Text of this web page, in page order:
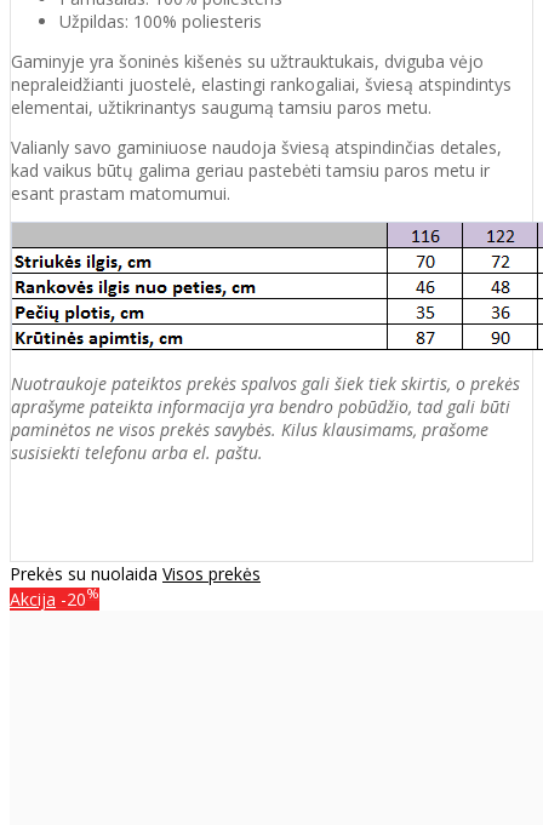
Užpildas: 100% poliesteris
Gaminyje yra šoninės kišenės su užtrauktukais, dviguba vėjo
nepraleidžianti juostelė, elastingi rankogaliai, šviesą atspindintys
elementai, užtikrinantys saugumą tamsiu paros metu.
Valianly savo gaminiuose naudoja šviesą atspindinčias detales,
kad vaikus būtų galima geriau pastebėti tamsiu paros metu ir
esant prastam matomumui.
Nuotraukoje pateiktos prekės spalvos gali šiek tiek skirtis, o prekės
aprašyme pateikta informacija yra bendro pobūdžio, tad gali būti
paminėtos ne visos prekės savybės. Kilus klausimams, prašome
susisiekti telefonu arba el. paštu.
Prekės su nuolaida Visos prekės
Akcija -20%